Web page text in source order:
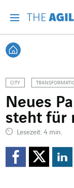
Zurück
CITY
Neues
steht für
Lesezeit: 4 min.
Auf